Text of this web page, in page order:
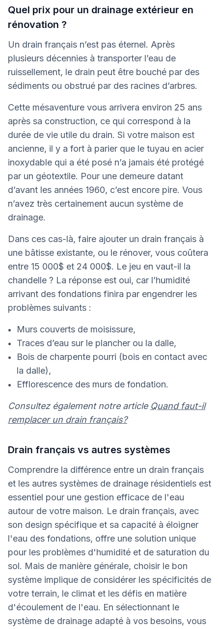
Quel prix pour un drainage extérieur en
rénovation ?
Un drain français n’est pas éternel. Après
plusieurs décennies à transporter l’eau de
ruissellement, le drain peut être bouché par des
sédiments ou obstrué par des racines d’arbres.
Cette mésaventure vous arrivera environ 25 ans
après sa construction, ce qui correspond à la
durée de vie utile du drain. Si votre maison est
ancienne, il y a fort à parier que le tuyau en acier
inoxydable qui a été posé n’a jamais été protégé
par un géotextile. Pour une demeure datant
d’avant les années 1960, c’est encore pire. Vous
n’avez très certainement aucun système de
drainage.
Dans ces cas-là, faire ajouter un drain français à
une bâtisse existante, ou le rénover, vous coûtera
entre 15 000$ et 24 000$. Le jeu en vaut-il la
chandelle ? La réponse est oui, car l’humidité
arrivant des fondations finira par engendrer les
problèmes suivants :
Murs couverts de moisissure,
Traces d’eau sur le plancher ou la dalle,
Bois de charpente pourri (bois en contact avec
la dalle),
Efflorescence des murs de fondation.
Consultez également notre article Quand faut-il
remplacer un drain français?
Drain français vs autres systèmes
Comprendre la différence entre un drain français
et les autres systèmes de drainage résidentiels est
essentiel pour une gestion efficace de l'eau
autour de votre maison. Le drain français, avec
son design spécifique et sa capacité à éloigner
l'eau des fondations, offre une solution unique
pour les problèmes d'humidité et de saturation du
sol. Mais de manière générale, choisir le bon
système implique de considérer les spécificités de
votre terrain, le climat et les défis en matière
d'écoulement de l'eau. En sélectionnant le
système de drainage adapté à vos besoins, vous